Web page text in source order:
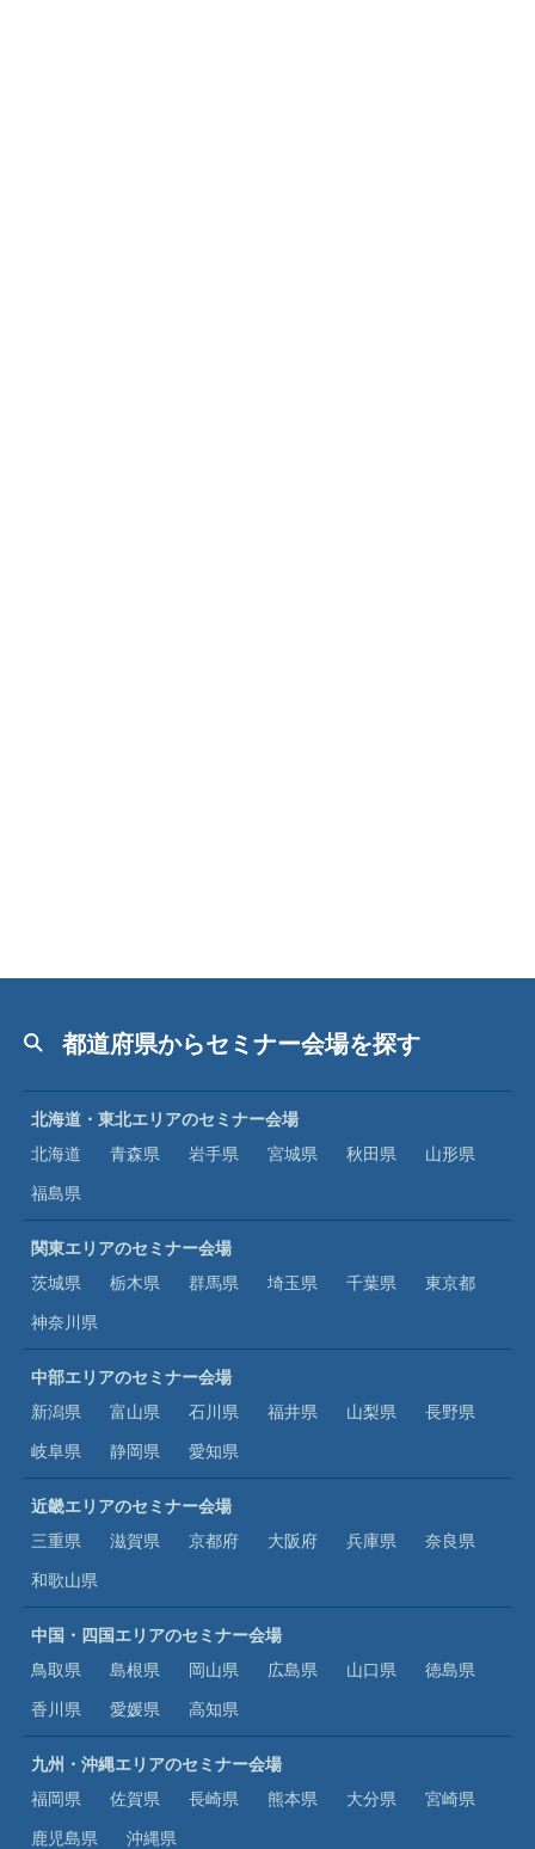
都道府県からセミナー会場を探す
北海道・東北エリアのセミナー会場
北海道
青森県 岩手県 宮城県 秋田県
山形県
福島県
関東エリアのセミナー会場
茨城県
栃木県 群馬県 埼玉県 千葉県
東京都
神奈川県
中部エリアのセミナー会場
新潟県
富山県 石川県 福井県 山梨県
長野県
岐阜県
静岡県 愛知県
近畿エリアのセミナー会場
三重県
滋賀県 京都府 大阪府 兵庫県
奈良県
和歌山県
中国・四国エリアのセミナー会場
鳥取県
島根県 岡山県 広島県 山口県
徳島県
香川県
愛媛県 高知県
九州・沖縄エリアのセミナー会場
福岡県
佐賀県 長崎県 熊本県 大分県
宮崎県
鹿児島県
沖縄県